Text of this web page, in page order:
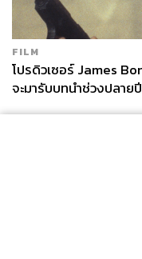
FILM
โปรดิวเซอร์ James
จะมารับบทนำช่วงปลาย